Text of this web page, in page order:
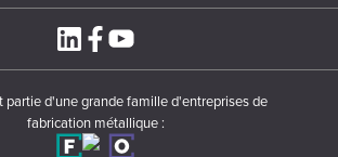
partie d'une grande famille d'entreprises de
fabrication métallique :